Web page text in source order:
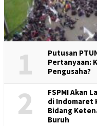
1
Putusan
Pertanyaan:
Pengusaha?
2
FSPMI Akan
di Indomaret
Bidang
Buruh